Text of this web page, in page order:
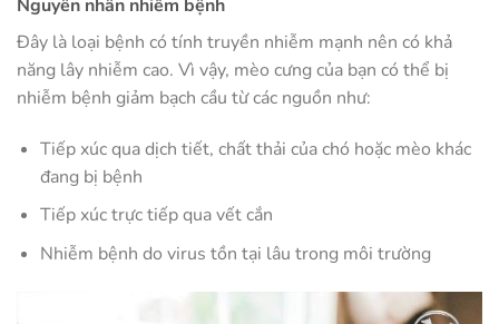
Nguyên nhân nhiễm bệnh
Đây là loại bệnh có tính truyền nhiễm mạnh nên có khả
năng lây nhiễm cao. Vì vậy, mèo cưng của bạn có thể bị
nhiễm bệnh giảm bạch cầu từ các nguồn như:
Tiếp xúc qua dịch tiết, chất thải của chó hoặc mèo khác
đang bị bệnh
Tiếp xúc trực tiếp qua vết cắn
Nhiễm bệnh do virus tồn tại lâu trong môi trường